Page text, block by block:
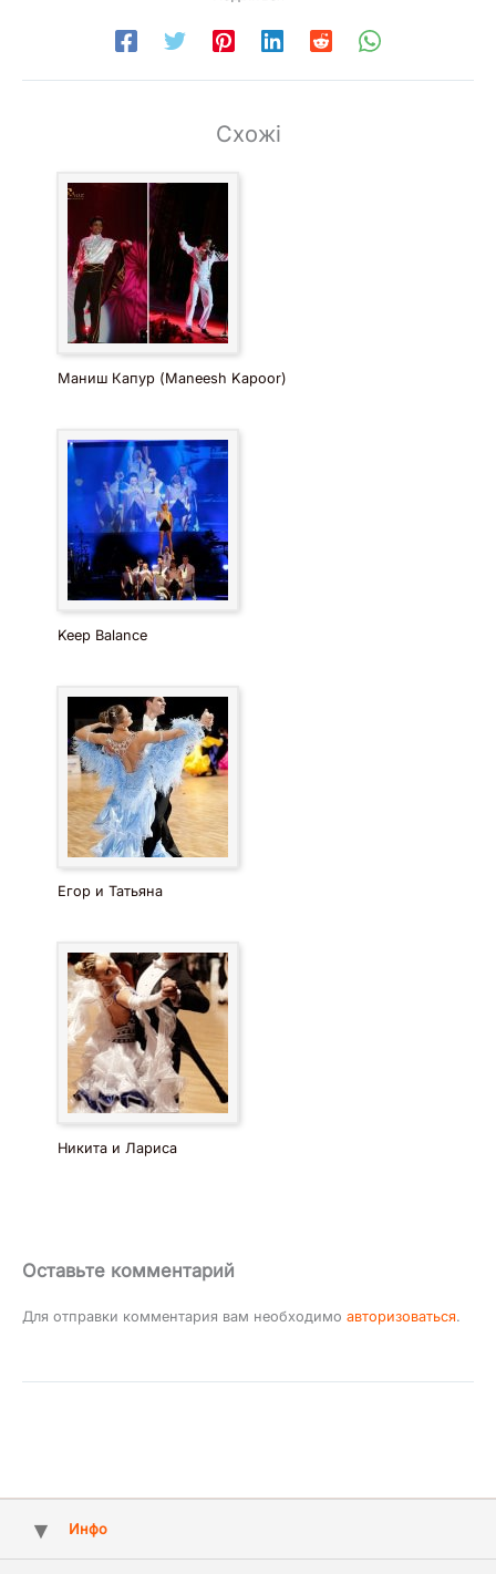
Это уникальная танцевальная шоу-программа балета
состоящая из латиноамериканских танцев. Это
оригинальный, а не стилизованный продукт, так как в
ней принимают участие танцоры из Кубы и работают
проекта «Caribbean dance».
Здесь представлены традиционные номера, которые
подойдут для любой свадьбы, корпоратива, юбилеи, дня
рождения или другого мероприятия.
Видео 1-4
Схожі
Маниш Капур (Maneesh Kapoor)
Keep Balance
Егор и Татьяна
Никита и Лариса
Оставьте комментарий
Для отправки комментария вам необходимо авторизоваться.
Инфо